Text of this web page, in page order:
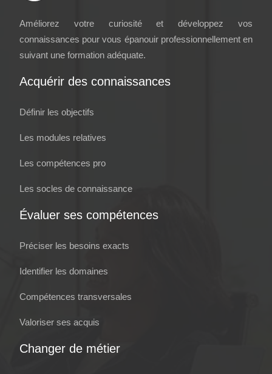
Améliorez votre curiosité et développez vos
connaissances pour vous épanouir professionnellement en
suivant une formation adéquate.
Acquérir des connaissances
Définir les objectifs
Les modules relatives
Les compétences pro
Les socles de connaissance
Évaluer ses compétences
Préciser les besoins exacts
Identifier les domaines
Compétences transversales
Valoriser ses acquis
Changer de métier